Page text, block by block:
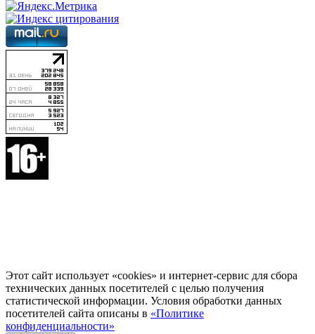
Этот сайт использует «cookies» и интернет-сервис для сбора
технических данных посетителей с целью получения
статистической информации. Условия обработки данных
посетителей сайта описаны в «Политике
конфиденциальности»